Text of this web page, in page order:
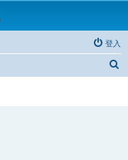
登入